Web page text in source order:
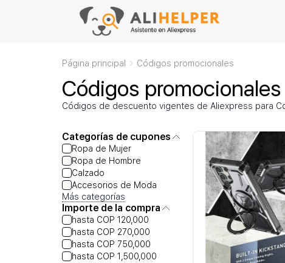
Página principal Códigos promocionales
Códigos
Códigos de descuento vigentes de Aliexpress para
Categorías de cupones
Ropa de Mujer
Ropa de Hombre
Calzado
Accesorios de Moda
Más categorías
Importe de la compra
hasta COP 120,000
hasta COP 270,000
hasta COP 750,000
hasta COP 1,500,000